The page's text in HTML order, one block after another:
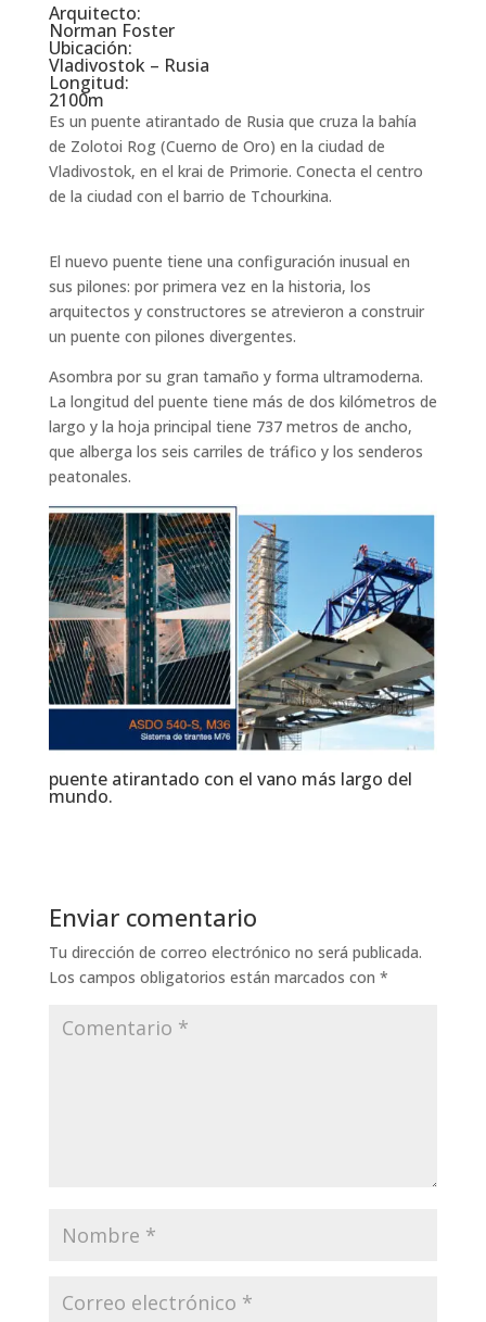
Arquitecto:
Norman Foster
Ubicación:
Vladivostok – Rusia
Longitud:
2100m
Es un puente atirantado de Rusia que cruza la bahía
de Zolotoi Rog (Cuerno de Oro) en la ciudad de
Vladivostok, en el krai de Primorie. Conecta el centro
de la ciudad con el barrio de Tchourkina.
El nuevo puente tiene una configuración inusual en
sus pilones: por primera vez en la historia, los
arquitectos y constructores se atrevieron a construir
un puente con pilones divergentes.
Asombra por su gran tamaño y forma ultramoderna.
La longitud del puente tiene más de dos kilómetros de
largo y la hoja principal tiene 737 metros de ancho,
que alberga los seis carriles de tráfico y los senderos
peatonales.
puente atirantado con el vano más largo del
mundo.
Enviar comentario
Tu dirección de correo electrónico no será publicada.
Los campos obligatorios están marcados con *